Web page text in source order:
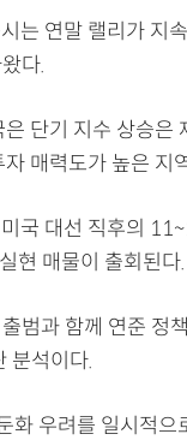
는 연말 랠리가 지
다.
단기 지수 상승은
매력도가 높은 지
국 대선 직후의
현 매물이 출회된다.
범과 함께 연준 정
분석이다.
화 우려를 일시적으